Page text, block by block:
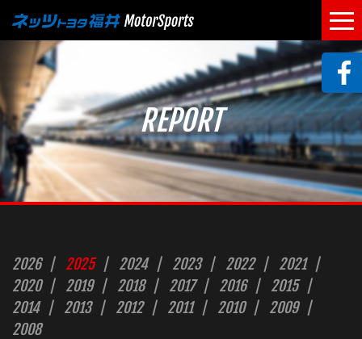
REPORT
2026 2025 2024 2023 2022
2021
2020
2019 2018 2017 2016
2015
2014
2013 2012 2011 2010
2009
2008